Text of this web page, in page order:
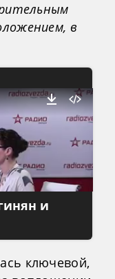
в
и
ключевой,